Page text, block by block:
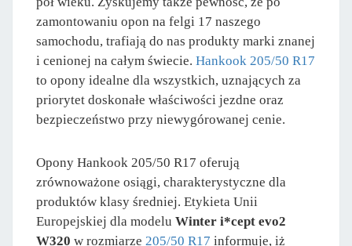
zamontowaniu opon na felgi 17 naszego
samochodu, trafiają do nas produkty marki znanej
i cenionej na całym świecie. Hankook 205/50 R17
to opony idealne dla wszystkich, uznających za
priorytet doskonałe właściwości jezdne oraz
bezpieczeństwo przy niewygórowanej cenie.
Opony Hankook 205/50 R17 oferują
zrównoważone osiągi, charakterystyczne dla
produktów klasy średniej. Etykieta Unii
Europejskiej dla modelu Winter i*cept evo2
W320 w rozmiarze 205/50 R17 informuje, iż